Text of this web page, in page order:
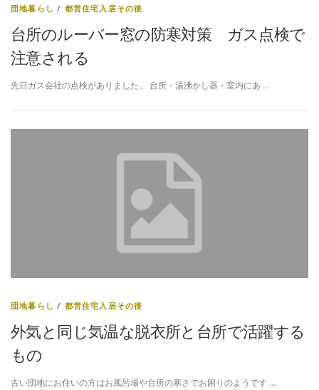
団地暮らし / 都営住宅入居その後
台所のルーバー窓の防寒対策 ガス点検で
注意される
先日ガス会社の点検がありました。 台所・湯沸かし器・室内にあ …
団地暮らし / 都営住宅入居その後
外気と同じ気温な脱衣所と台所で活躍する
もの
古い団地にお住いの方はお風呂場や台所の寒さでお困りのようです …